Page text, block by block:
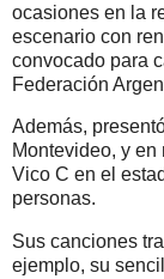
ocasiones en la
escenario con
convocado para
Federación
Además,
Montevideo, y
Vico C en el
personas.
Sus canciones
ejemplo, su